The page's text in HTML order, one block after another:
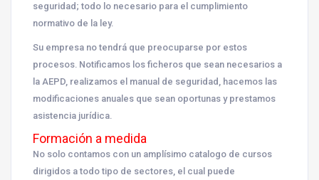
seguridad; todo lo necesario para el cumplimiento
normativo de la ley.
Su empresa no tendrá que preocuparse por estos
procesos. Notificamos los ficheros que sean necesarios a
la AEPD, realizamos el manual de seguridad, hacemos las
modificaciones anuales que sean oportunas y prestamos
asistencia jurídica.
Formación a medida
No solo contamos con un amplísimo catalogo de cursos
dirigidos a todo tipo de sectores, el cual puede